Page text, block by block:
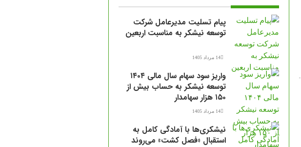
پیام تسلیت مدیرعامل شرکت
توسعه نیشکر به مناسبت اربعین
14 مرداد 1405
واریز سود سهام سال مالی ۱۴۰۴
توسعه نیشکر به حساب بیش از
۱۵۰ هزار سهامدار
14 مرداد 1405
نیشکری‌ها با آمادگی کامل به
استقبال «فصل کشت» می‌روند